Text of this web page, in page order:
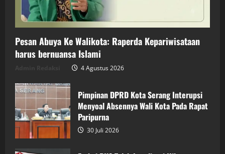
Pesan Abuya Ke Walikota: Raperda Kepariwisataan
harus bernuansa Islami
4 Agustus 2026
Pimpinan DPRD Kota Serang Interupsi
Menyoal Absennya Wali Kota Pada Rapat
Paripurna
30 Juli 2026